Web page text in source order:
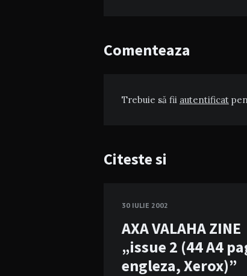
Comenteaza
Trebuie să fii autentificat
Citeste si
30 IULIE 2002
AXA VALAHA ZINE
„issue 2 (44 A4
engleza, Xerox)”